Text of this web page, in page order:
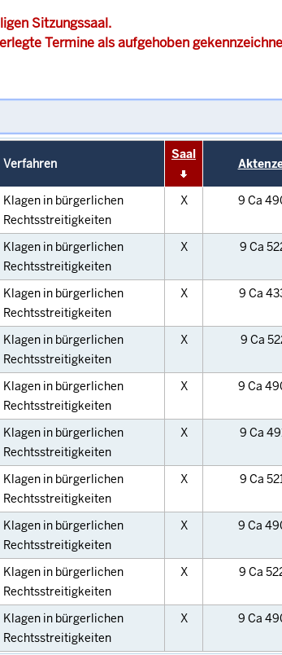
Sitzungssaal.
Termine als aufgehoben
Verfahren
Saal
Klagen in bürgerlichen
Rechtsstreitigkeiten
X 9 Ca
Klagen in bürgerlichen
Rechtsstreitigkeiten
X 9 Ca
Klagen in bürgerlichen
Rechtsstreitigkeiten
X 9 Ca
Klagen in bürgerlichen
Rechtsstreitigkeiten
X 9 Ca
Klagen in bürgerlichen
Rechtsstreitigkeiten
X 9 Ca
Klagen in bürgerlichen
Rechtsstreitigkeiten
X 9 Ca
Klagen in bürgerlichen
Rechtsstreitigkeiten
X 9 Ca
Klagen in bürgerlichen
Rechtsstreitigkeiten
X 9 Ca
Klagen in bürgerlichen
Rechtsstreitigkeiten
X 9 Ca
Klagen in bürgerlichen
Rechtsstreitigkeiten
X 9 Ca